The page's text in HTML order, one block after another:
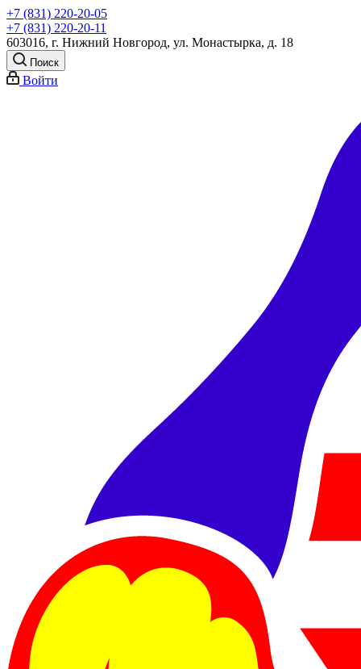
+7 (831) 220-20-05
+7 (831) 220-20-11
603016, г. Нижний Новгород, ул. Монастырка, д. 18
Поиск
Войти